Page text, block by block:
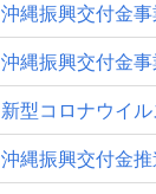
沖縄振興交付金
沖縄振興交付金
新型コロナウイ
沖縄振興交付金